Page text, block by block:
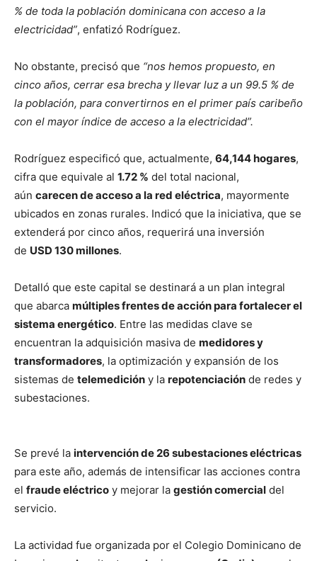
% de toda la población dominicana con acceso a la
electricidad”, enfatizó Rodríguez.
No obstante, precisó que “nos hemos propuesto, en
cinco años, cerrar esa brecha y llevar luz a un 99.5 % de
la población, para convertirnos en el primer país caribeño
con el mayor índice de acceso a la electricidad”.
Rodríguez especificó que, actualmente, 64,144 hogares,
cifra que equivale al 1.72 % del total nacional,
aún carecen de acceso a la red eléctrica, mayormente
ubicados en zonas rurales. Indicó que la iniciativa, que se
extenderá por cinco años, requerirá una inversión
de USD 130 millones.
Detalló que este capital se destinará a un plan integral
que abarca múltiples frentes de acción para fortalecer el
sistema energético. Entre las medidas clave se
encuentran la adquisición masiva de medidores y
transformadores, la optimización y expansión de los
sistemas de telemedición y la repotenciación de redes y
subestaciones.
Se prevé la intervención de 26 subestaciones eléctricas
para este año, además de intensificar las acciones contra
el fraude eléctrico y mejorar la gestión comercial del
servicio.
La actividad fue organizada por el Colegio Dominicano de